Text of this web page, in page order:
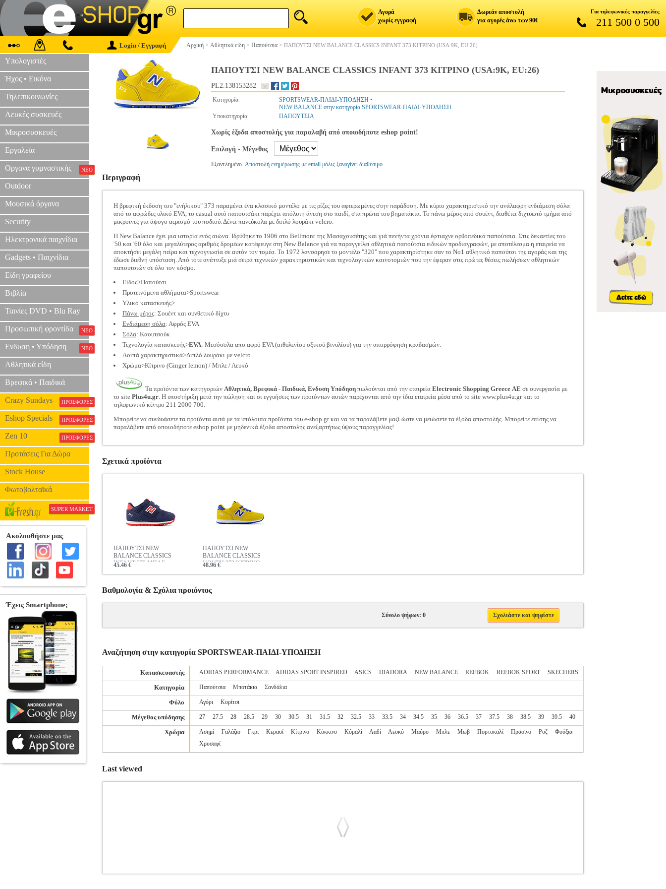
Αγορά
χωρίς εγγραφή
Δωρεάν αποστολή
για αγορές άνω των 90€
Για τηλεφωνικές παραγγελίες
211 500 0 500
Login / Εγγραφή Αρχική > Αθλητικά είδη > Παπούτσια > ΠΑΠΟΥΤΣΙ NEW BALANCE CLASSICS INFANT 373 ΚΙΤΡΙΝΟ (USA:9K, EU:26)
Υπολογιστές
Ήχος • Εικόνα
Τηλεπικοινωνίες
Λευκές συσκευές
Μικροσυσκευές
Εργαλεία
Οργανα γυμναστικής ΝΕΟ
Outdoor
Μουσικά όργανα
Security
Ηλεκτρονικά παιχνίδια
Gadgets • Παιχνίδια
Είδη γραφείου
Βιβλία
Ταινίες DVD • Blu Ray
Προσωπική φροντίδα ΝΕΟ
Ενδυση • Υπόδηση ΝΕΟ
Αθλητικά είδη
Βρεφικά • Παιδικά
Crazy Sundays ΠΡΟΣΦΟΡΕΣ
Eshop Specials ΠΡΟΣΦΟΡΕΣ
Zen 10 ΠΡΟΣΦΟΡΕΣ
Προτάσεις Για Δώρα
Stock House
Φωτοβολταϊκά
SUPER MARKET
ΠΑΠΟΥΤΣΙ NEW BALANCE CLASSICS INFANT 373 ΚΙΤΡΙΝΟ (USA:9K, EU:26)
PL2.138153282
Κατηγορία SPORTSWEAR-ΠΑΙΔΙ-ΥΠΟΔΗΣΗ •
NEW BALANCE στην κατηγορία SPORTSWEAR-ΠΑΙΔΙ-ΥΠΟΔΗΣΗ
Υποκατηγορία
ΠΑΠΟΥΤΣΙΑ
Χωρίς έξοδα αποστολής για παραλαβή από οποιοδήποτε eshop point!
Επιλογή - Μέγεθος
Εξαντλημένο. Αποστολή ενημέρωσης με email μόλις ξαναγίνει διαθέσιμο
Περιγραφή
Η βρεφική έκδοση του "ενήλικου" 373 παραμένει ένα κλασικό μοντέλο με τις ρίζες του αφιερωμένες στην παράδοση. Με κύριο χαρακτηριστικό την ανάλαφρη ενδιάμεση σόλα
από το αφρώδες υλικό EVA, το casual αυτό παπουτσάκι παρέχει απόλυτη άνεση στο παιδί, στα πρώτα του βηματάκια. Το πάνω μέρος από σουέντ, διαθέτει διχτυωτό τμήμα από
μικροϊνες για άψογο αερισμό του ποδιού. Δένει πανεύκολα με διπλό λουράκι velcro.
H Νew Balance έχει μια ιστορία ενός αιώνα. Ιδρύθηκε το 1906 στο Bellmont της Μασαχουσέτης και γιά πενήντα χρόνια έφτιαχνε ορθοπεδικά παπούτσια. Στις δεκαετίες του
'50 και '60 όλο και μεγαλύτερος αριθμός δρομέων κατέφευγε στη New Balance γιά να παραγγείλει αθλητικά παπούτσια ειδικών προδιαγραφών, με αποτέλεσμα η εταιρεία να
αποκτήσει μεγάλη πείρα και τεχνογνωσία σε αυτόν τον τομέα. Το 1972 λανσάρησε το μοντέλο "320" που χαρακτηρίστηκε σαν το Νο1 αθλητικό παπούτσι της αγοράς και της
έδωσε διεθνή υπόσταση. Από τότε ανέπτυξε μιά σειρά τεχνικών χαρακτηριστικών και τεχνολογικών καινοτομιών που την έφεραν στις πρώτες θέσεις πωλήσεων αθλητικών
παπουτσιών σε όλο τον κόσμο.
Είδος>Παπούτσι
Προτεινόμενα αθλήματα>Sportswear
Υλικό κατασκευής>
Πάνω μέρος: Σουέντ και συνθετικό δίχτυ
Ενδιάμεση σόλα: Αφρός EVA
Σόλα: Καουτσούκ
Τεχνολογία κατασκευής>EVA: Μεσόσολα απο αφρό EVA (αιθυλενίου οξικού βινυλίου) για την απορρόφηση κραδασμών.
Λοιπά χαρακτηριστικά>Διπλό λουράκι με velcro
Χρώμα>Κίτρινο (Ginger lemon) / Μπλε / Λευκό
Τα προϊόντα των κατηγοριών Αθλητικά, Βρεφικά - Παιδικά, Ενδυση Υπόδηση πωλούνται από την εταιρεία Electronic Shopping Greece ΑΕ σε συνεργασία με
το site Plus4u.gr. Η υποστήριξη μετά την πώληση και οι εγγυήσεις των προϊόντων αυτών παρέχονται από την ίδια εταιρεία μέσα από το site www.plus4u.gr και το
τηλεφωνικό κέντρο 211 2000 700.
Μπορείτε να συνδυάσετε τα προϊόντα αυτά με τα υπόλοιπα προϊόντα του e-shop.gr και να τα παραλάβετε μαζί ώστε να μειώσετε τα έξοδα αποστολής. Μπορείτε επίσης να
παραλάβετε από οποιοδήποτε eshop point με μηδενικά έξοδα αποστολής ανεξαρτήτως ύψους παραγγελίας!
Σχετικά προϊόντα
ΠΑΠΟΥΤΣΙ NEW
BALANCE CLASSICS
INFANT 373 ΜΠΛΕ
45.46 €
ΠΑΠΟΥΤΣΙ NEW
BALANCE CLASSICS
YOUTH 373 ΚΙΤΡΙΝΟ
48.96 €
Βαθμολογία & Σχόλια προιόντος
Σύνολο ψήφων: 0 Σχολιάστε και ψηφίστε
Αναζήτηση στην κατηγορία SPORTSWEAR-ΠΑΙΔΙ-ΥΠΟΔΗΣΗ
Κατασκευαστής ADIDAS PERFORMANCE ADIDAS SPORT INSPIRED ASICS DIADORA NEW BALANCE REEBOK REEBOK SPORT SKECHERS
Κατηγορία Παπούτσια Μποτάκια Σανδάλια
Φύλο Αγόρι Κορίτσι
Μέγεθος υπόδησης 27 27.5 28 28.5 29 30 30.5 31 31.5 32 32.5 33 33.5 34 34.5 35 36 36.5 37 37.5 38 38.5 39 39.5 40
Χρώμα Ασημί Γαλάζιο Γκρι Κερασί Κίτρινο Κόκκινο Κόραλί Λαδί Λευκό Μαύρο Μπλε Μωβ Πορτοκαλί Πράσινο Ροζ
Φούξια
Χρυσαφί
Last viewed